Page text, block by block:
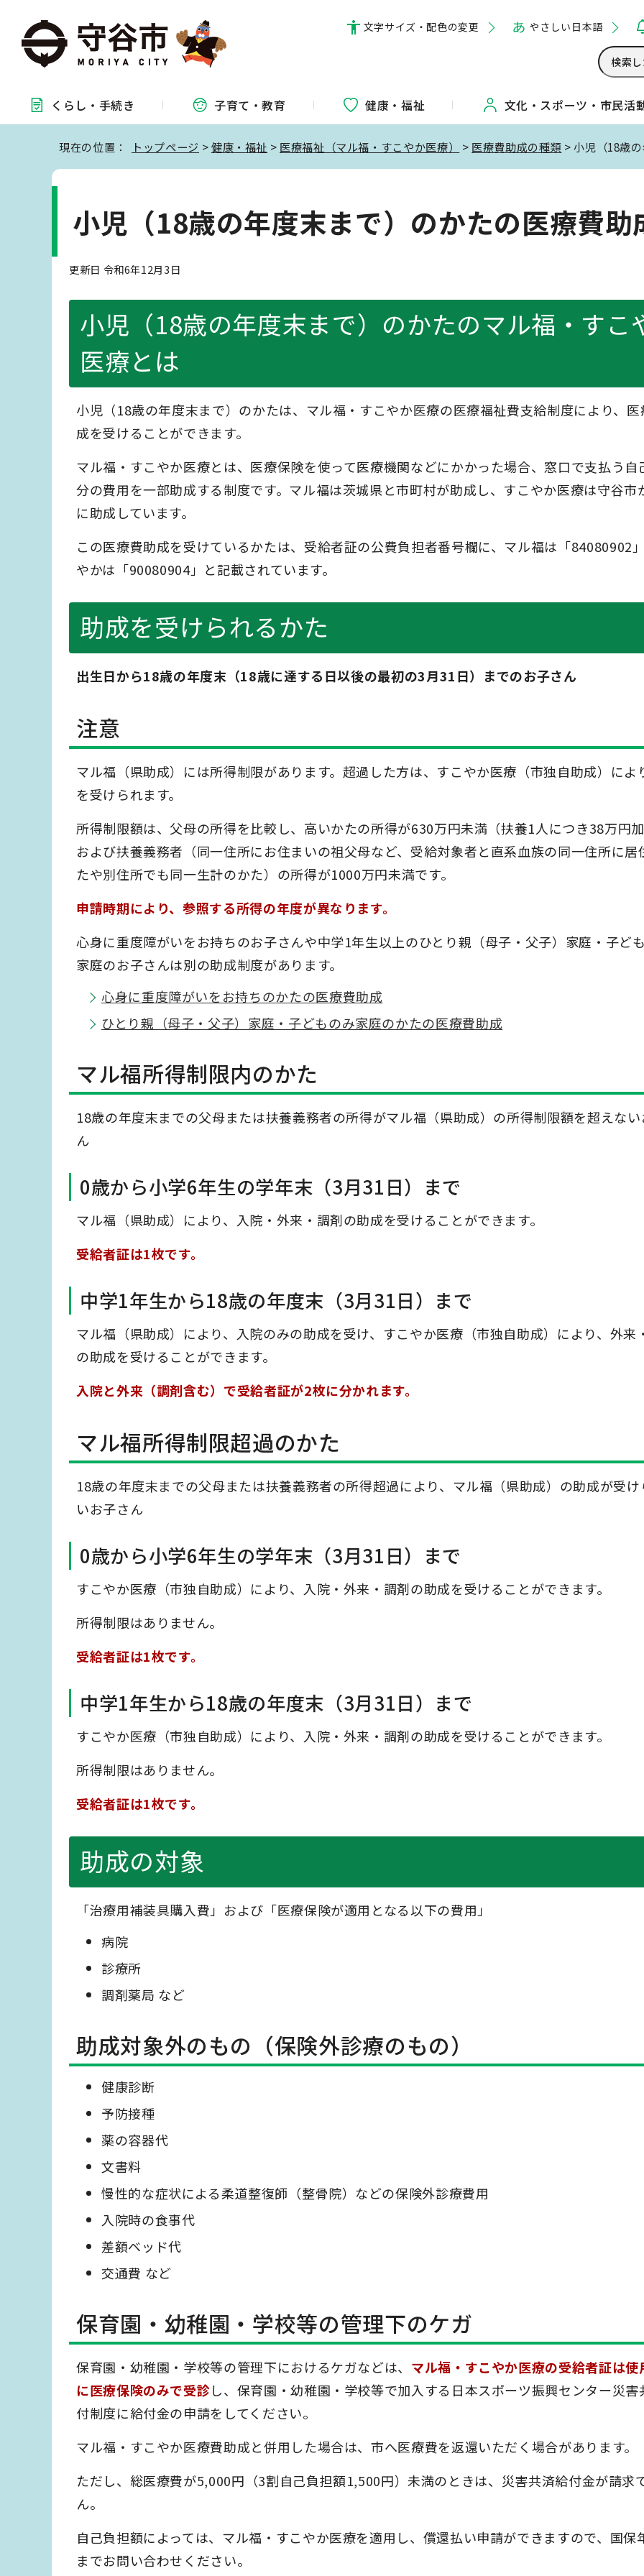
文字サイズ・配色の変更 やさしい日本語
くらし・ 手続き 子育て・教育 健康・福祉 文化・ スポーツ・ 市民活
現在の位置： トップページ >健康・福祉 > 医療福祉（マル福・すこやか医療） > 医療費助成の種類 > 小児（18歳
小児（18歳の年度末まで）のかたの医療費助
更新日 令和6年12月3日
小児（18歳の年度末まで）のかたのマル福・すこ
医療とは
小児（18歳の年度末まで）のかたは、マル福・すこやか医療の医療福祉費支給制度により、
成を受けることができます。
マル福・すこやか医療とは、医療保険を使って医療機関などにかかった場合、窓口で支払う自
分の費用を一部助成する制度です。マル福は茨城県と市町村が助成し、すこやか医療は守谷市
に助成しています。
この医療費助成を受けているかたは、受給者証の公費負担者番号欄に、マル福は「84080902
やかは「90080904」と記載されています。
助成を受けられるかた
出生日から18歳の年度末（18歳に達する日以後の最初の3月31日）までのお子さん
注意
マル福（県助成）には所得制限があります。超過した方は、すこやか医療（市独自助成）によ
を受けられます。
所得制限額は、父母の所得を比較し、高いかたの所得が630万円未満（扶養1人につき38万円
および扶養義務者（同一住所にお住まいの祖父母など、受給対象者と直系血族の同一住所に居
たや別住所でも同一生計のかた）の所得が1000万円未満です。
申請時期により、参照する所得の年度が異なります。
心身に重度障がいをお持ちのお子さんや中学1年生以上のひとり親（母子・父子）家庭・子ど
家庭のお子さんは別の助成制度があります。
心身に重度障がいをお持ちのかたの医療費助成
ひとり親（母子・父子）家庭・子どものみ家庭のかたの医療費助成
マル福所得制限内のかた
18歳の年度末までの父母または扶養義務者の所得がマル福（県助成）の所得制限額を超えな
ん
0歳から小学6年生の学年末（3月31日）まで
マル福（県助成）により、入院・外来・調剤の助成を受けることができます。
受給者証は1枚です。
中学1年生から18歳の年度末（3月31日）まで
マル福（県助成）により、入院のみの助成を受け、すこやか医療（市独自助成）により、外来
の助成を受けることができます。
入院と外来（調剤含む）で受給者証が2枚に分かれます。
マル福所得制限超過のかた
18歳の年度末までの父母または扶養義務者の所得超過により、マル福（県助成）の助成が受
いお子さん
0歳から小学6年生の学年末（3月31日）まで
すこやか医療（市独自助成）により、入院・外来・調剤の助成を受けることができます。
所得制限はありません。
受給者証は1枚です。
中学1年生から18歳の年度末（3月31日）まで
すこやか医療（市独自助成）により、入院・外来・調剤の助成を受けることができます。
所得制限はありません。
受給者証は1枚です。
助成の対象
「治療用補装具購入費」および「医療保険が適用となる以下の費用」
病院
診療所
調剤薬局 など
助成対象外のもの（保険外診療のもの）
健康診断
予防接種
薬の容器代
文書料
慢性的な症状による柔道整復師（整骨院）などの保険外診療費用
入院時の食事代
差額ベッド代
交通費 など
保育園・幼稚園・学校等の管理下のケガ
保育園・幼稚園・学校等の管理下におけるケガなどは、 マル福・すこやか医療の受給者証は使
に医療保険のみで受診し、保育園・幼稚園・学校等で加入する日本スポーツ振興センター災害
付制度に給付金の申請をしてください。
マル福・すこやか医療費助成と併用した場合は、市へ医療費を返還いただく場合があります。
ただし、総医療費が5,000円（3割自己負担額1,500円）未満のときは、災害共済給付金が請求
ん。
自己負担額によっては、マル福・すこやか医療を適用し、償還払い申請ができますので、国保
までお問い合わせください。